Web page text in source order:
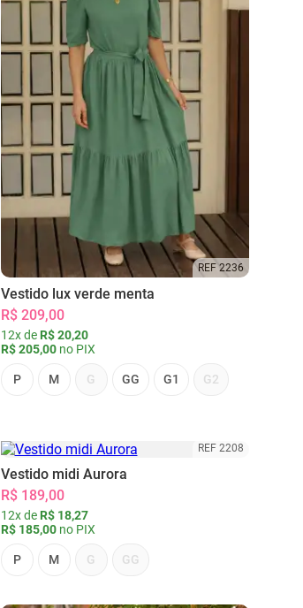
REF 2236
Vestido lux verde menta
R$ 209,00
12x de R$ 20,20
R$ 205,00no PIX
P M G GG G1 G2
REF 2208
Vestido midi Aurora
R$ 189,00
12x de R$ 18,27
R$ 185,00no PIX
P M G GG